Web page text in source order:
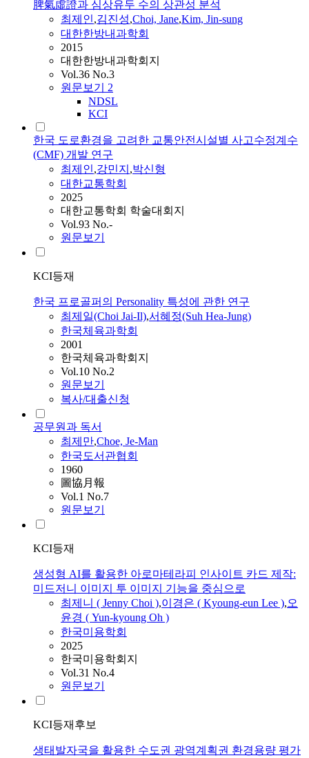
脾氣虛證과 심상유두 수의 상관성 분석
최제인,김진성,Choi, Jane,Kim, Jin-sung
대한한방내과학회
2015
대한한방내과학회지
Vol.36 No.3
원문보기 2
NDSL
KCI
한국 도로환경을 고려한 교통안전시설별 사고수정계수
(CMF) 개발 연구
최제인,강민지 ,박신형
대한교통학회
2025
대한교통학회 학술대회지
Vol.93 No.-
원문보기
KCI등재
한국 프로골퍼의 Personality 특성에 관한 연구
최제 일(Choi Jai-Il),서혜정(Suh Hea-Jung)
한국체육과학회
2001
한국체육과학회지
Vol.10 No.2
원문보기
복사/대출신청
공무원과 독서
최제 만,Choe, Je-Man
한국도서관협회
1960
圖協月報
Vol.1 No.7
원문보기
KCI등재
생성형 AI를 활용한 아로마테라피 인사이트 카드 제작:
미드저니 이미지 투 이미지 기능을 중심으로
최제 니 ( Jenny Choi ),이경은 ( Kyoung-eun Lee ),오
윤경 ( Yun-kyoung Oh )
한국미용학회
2025
한국미용학회지
Vol.31 No.4
원문보기
KCI등재후보
생태발자국을 활용한 수도권 광역계획권 환경용량 평가